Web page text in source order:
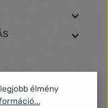
élmény